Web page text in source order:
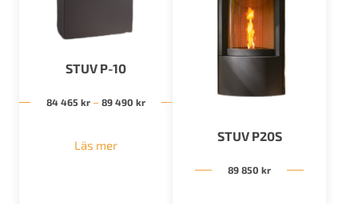
STUV P-10
84 465 kr – 89 490 krPrisintervall: 84 465 kr till 89 490 kr
Läs mer
STUV P20S
89 850 kr